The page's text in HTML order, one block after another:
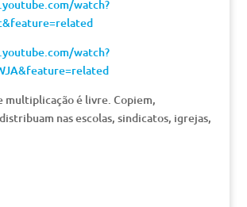
watch?
watch?
multiplicação é livre. Copiem,
nas escolas, sindicatos, igrejas,